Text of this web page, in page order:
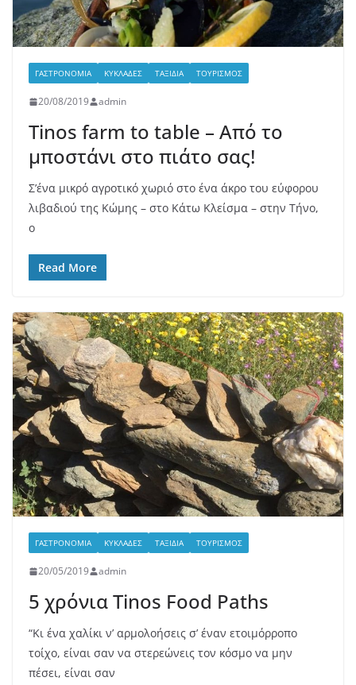
ΓΑΣΤΡΟΝΟΜΊΑ ΚΥΚΛΆΔΕΣ ΤΑΞΊΔΙΑ ΤΟΥΡΙΣΜΌΣ
20/08/2019 admin
Tinos farm to table – Από το
μποστάνι στο πιάτο σας!
Σ’ένα μικρό αγροτικό χωριό στο ένα άκρο του εύφορου
λιβαδιού της Κώμης – στο Κάτω Κλείσμα – στην Τήνο,
ο
Read More
ΓΑΣΤΡΟΝΟΜΊΑ ΚΥΚΛΆΔΕΣ ΤΑΞΊΔΙΑ ΤΟΥΡΙΣΜΌΣ
20/05/2019 admin
5 χρόνια Tinos Food Paths
“Κι ένα χαλίκι ν’ αρμολοήσεις σ’ έναν ετοιμόρροπο
τοίχο, είναι σαν να στερεώνεις τον κόσμο να μην
πέσει, είναι σαν